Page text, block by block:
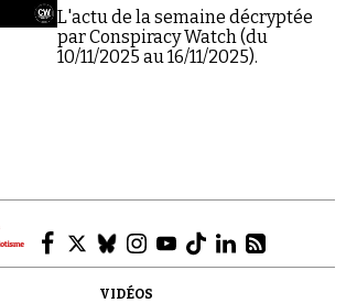
Revues de presse
L'actu de la semaine décryptée
par Conspiracy Watch (du
10/11/2025 au 16/11/2025).
VIDÉOS